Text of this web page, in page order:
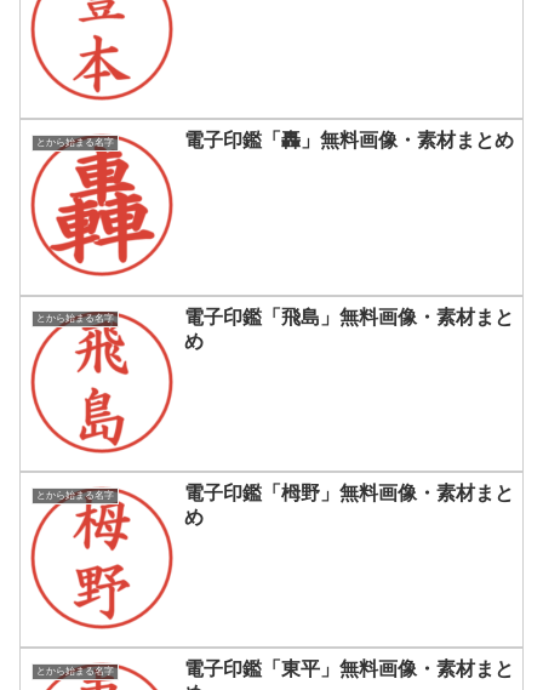
とから始まる名字 電子印鑑「轟」無料画像・素材まとめ
とから始まる名字
電子印鑑「飛島」無料画像・素材まと
め
とから始まる名字
電子印鑑「栂野」無料画像・素材まと
め
とから始まる名字
電子印鑑「東平」無料画像・素材まと